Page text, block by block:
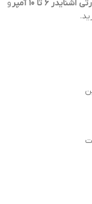
6 تا 10 آمپر
و